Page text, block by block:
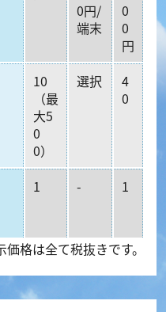
0円/
端末
0
0
円
10
（最
大5
0
0）
選択
4
0
1 - 1
価格は全て税抜きです。